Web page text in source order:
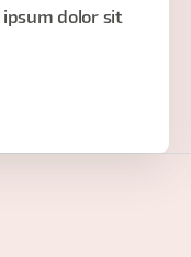
ipsum dolor sit